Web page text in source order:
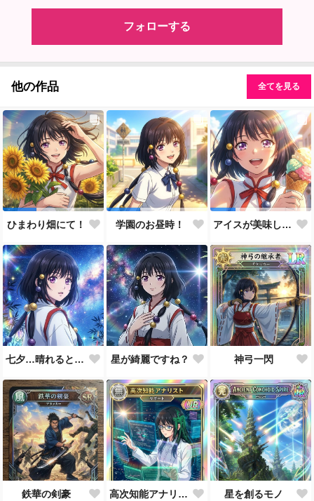
フォローする
他の作品 全てを見る
ひまわり畑にて！ 学園のお昼時！ アイスが美味しい季節です
七夕…晴れると良いなぁ。 星が綺麗ですね？ 神弓一閃
鉄華の剣豪 高次知能アナリスト MEI（Mathematical Electronic Intelligenc） 星を創るモノ